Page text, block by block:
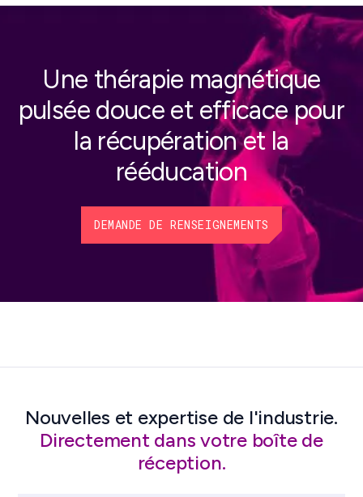
Une thérapie magnétique
pulsée douce et efficace pour
la récupération et la
rééducation
DEMANDE DE RENSEIGNEMENTS
Nouvelles et expertise de l'industrie.
Directement dans votre boîte de
réception.